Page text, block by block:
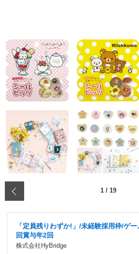
1/ 19
「定員残りわずか!」/未経験採用枠/ゲ
回賞与年2回
株式会社HyBridge